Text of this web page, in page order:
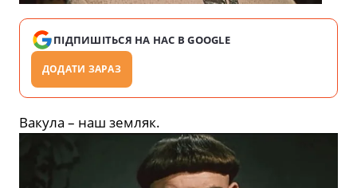
ПІДПИШІТЬСЯ НА НАС В GOOGLE
ДОДАТИ ЗАРАЗ
Вакула – наш земляк.